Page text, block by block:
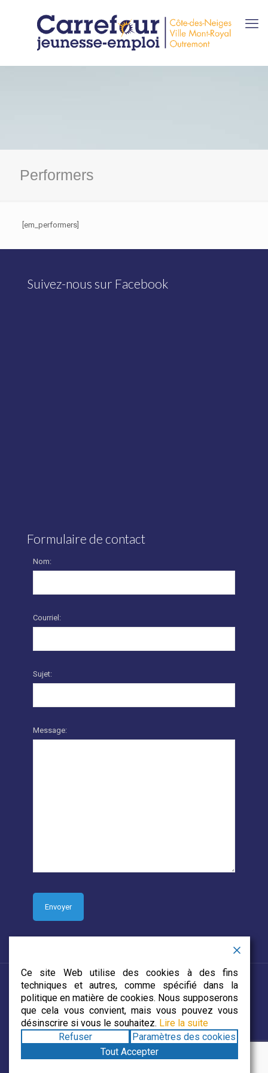
Performers
[em_performers]
Suivez-nous sur Facebook
Formulaire de contact
Nom:
Courriel:
Sujet:
Message:
© 2019 CJECDN. Tous droits réservés. Site web conçu par
DevCorp Media
Ce site Web utilise des cookies à des fins
techniques et autres, comme spécifié dans la
politique en matière de cookies. Nous supposerons
que cela vous convient, mais vous pouvez vous
désinscrire si vous le souhaitez. Lire la suite
Refuser
Paramètres des cookies
Tout Accepter